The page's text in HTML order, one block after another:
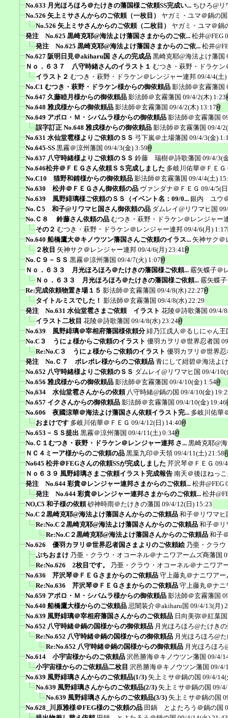
No.633 月光ほろほろ＠たけきの藩国様ご依頼SS完成い... ちひろ@リ
No.526 矢上ミサさんからのご依頼（一枚目）
ヤガミ・ユマ＠鍋の国
No.526 矢上ミサさんからのご依頼（二枚目）
ヤガミ・ユマ＠鍋
発注 No.625 黒崎克耶@海法よけ藩国さまからのご依... 松井@FEG
発注 No.625 黒崎克耶@海法よけ藩国さまからのご依... 松井
No.627 阪明日見＠akiharu国 さんの完成品 黒崎克耶@海法よけ藩国
Ｎｏ．６３７ 八守時緒さんのイラスト１ むつき・萩野・ドラケン
イラスト２ むつき・萩野・ドラケン＠レンジャー連邦 09/4/4(土)
No.C1 むつき・萩野・ドラケン様からの御依頼品 影法師＠玄霧藩国
No.647 久藤睦月様からの御依頼品 影法師＠玄霧藩国 09/4/2(木) 1:23
No.648 雅戌様からの御依頼品 影法師＠玄霧藩国 09/4/2(木) 13:17
No.649 アポロ・Ｍ・シバムラ様からの御依頼品 影法師＠玄霧藩国
誤字訂正 No.648 雅戌様からの御依頼品 影法師＠玄霧藩国 09/4/
No.631 水仙堂雹様よりご依頼のＳＳ 弓下嵐＠土場藩国 09/4/3(金)
No.645-SS 黒霧＠涼州藩国 09/4/3(金) 3:59
No.637 八守時緒様よりご依頼のＳＳ 鈴藤 瑞樹＠詩歌藩国 09/4/3(
No.646松井＠ＦＥＧさん依頼ＳＳ完成しました 多岐川佑華＠ＦＥＧ
No.C10 猫野和錆様からの御依頼品 影法師＠玄霧藩国 09/4/4(土)
No.630 松井＠ＦＥＧさん御依頼の品 ヴァンダナ＠ＦＥＧ 09/4/5(
No.639 風野緋璃様ご依頼のＳＳ（イベント名：09/0... 銀内 ユウ
No.Ｃ5 和子@リワマヒ国さん御依頼の品 ダムレイ@リワマヒ国
No.Ｃ８ 鈴藤さん依頼の品 むつき・萩野・ドラケン＠レンジャー
その２ むつき・萩野・ドラケン＠レンジャー連邦 09/4/6(月) 1:17
No.640 船橋鷹大＠キノウツン藩国さんご依頼のイラス... 矢神サク＠
２枚目 矢神サク＠レンジャー連邦 09/4/6(月) 23:41
No.Ｃ９－ＳＳ 黒霧＠涼州藩国 09/4/7(火) 1:07
Ｎｏ．６３３ 月光ほろほろ＠たけきの藩国様ご依頼... 霰矢蝶子＠
Ｎｏ．６３３ 月光ほろほろ＠たけきの藩国様ご依頼... 霰矢蝶
Re:完成依頼物置き場１５ 影法師＠玄霧藩国 09/4/8(水) 22:27
タイトルミスでした！ 影法師＠玄霧藩国 09/4/8(水) 22:29
発注 No.631 水仙堂雹さまご依頼 イラスト 花陵＠詩歌藩国 09/4/
イラスト二枚目 花陵＠詩歌藩国 09/4/8(水) 23:24
No.639 風野緋璃＠宰相府藩国様依頼分 緋乃江戌人＠るしにゃん王
No.C３ うにょ様からご依頼のイラスト 優羽カヲリ＠世界忍者国
Re:No.C３ うにょ様からご依頼のイラスト 優羽カヲリ＠世界忍
発注 No.Ｃ７ ポレポレ様からのご依頼品 青にして紺碧＠海法よ
No.652 八守時緒様よりご依頼のＳＳ ダムレイ@リワマヒ国 09/4/10(
No.656 雅戌様からの御依頼品 影法師＠玄霧藩国 09/4/10(金) 1:54
No,634 水仙堂雹さんからの依頼 八守時緒@鍋の国 09/4/10(金)
No.657 イクさんからの御依頼品 影法師＠玄霧藩国 09/4/10(金) 19:46
No.606 夜國涼華＠海法よけ藩国さん依頼イラスト完... 多岐川佑華
おまけです 多岐川佑華＠ＦＥＧ 09/4/12(日) 14:40
No.653－ＳＳ提出 黒霧＠涼州藩国 09/4/11(土) 0:34
No.Ｃ１むつき・萩野・ドラケン＠レンジャー連邦 さ... 黒崎克耶@
ＮＣ４ミーア様からのご依頼の品 黒葉九印＠天領 09/4/11(土) 21:58
No645 松井＠FEGさんの依頼SSが完成しました 芹沢琴＠ＦＥＧ 09/
Ｎｏ６３９ 風野緋璃さまご依頼イラスト完成報告 南天＠後ほねっ
発注 No.644 彩貴＠レンジャー連邦さまからのご依頼... 松井@FEG
発注 No.644 彩貴＠レンジャー連邦さまからのご依頼... 松井
NO,C5 和子様の依頼 砂神時雨＠たけきの藩国 09/4/12(日) 15:23
No.C２黒崎克耶@海法よけ藩国さんからのご依頼品 和子＠リワマヒ
Re:No.C２黒崎克耶@海法よけ藩国さんからのご依頼品 和子＠リ
Re:No.C２黒崎克耶@海法よけ藩国さんからのご依頼品 和子
No.626 優羽カヲリ＠世界忍者国さまよりのご依頼絵 乃亜・クラ
ぷちおまけ 乃亜・クラウ・オコーネル＠ナニワアームズ商藩国
Re:No.626 2枚目です。
乃亜・クラウ・オコーネル＠ナニワア
No.636 芹沢琴＠ＦＥＧさまからのご依頼品 守上藤丸＠ナニワアー
Re:No.636 芹沢琴＠ＦＥＧさまからのご依頼品 守上藤丸＠ナ
No.659 アポロ・Ｍ・シバムラ様からの御依頼品 影法師＠玄霧藩国
No.640 船橋鷹大様からのご依頼品 忌闇装介＠akiharu国 09/4/13(月)
No.639 風野緋璃＠宰相府藩国さんからのご依頼品 日向美弥＠紅葉国
No.652 八守時緒＠鍋の国様からの御依頼品 月光ほろほろ@たけき
Re:No.652 八守時緒＠鍋の国様からの御依頼品 月光ほろほろ@
Re:No.652 八守時緒＠鍋の国様からの御依頼品 月光ほろほろ
No.614 小宇宙様からのご依頼品 沢邑勝海＠キノウツン藩国 09/4/
小宇宙様からのご依頼品二枚目 沢邑勝海＠キノウツン藩国 09/4/
No.639 風野緋璃さんからのご依頼品(1/3) 矢上ミサ＠鍋の国 09/4/14(
No.639 風野緋璃さんからのご依頼品(2/3) 矢上ミサ＠鍋の国 09/
No.639 風野緋璃さんからのご依頼品(3/3) 矢上ミサ＠鍋の国
No.628_川原雅様＠FEG様のご依頼の品 田鍋 とよたろう＠鍋の国